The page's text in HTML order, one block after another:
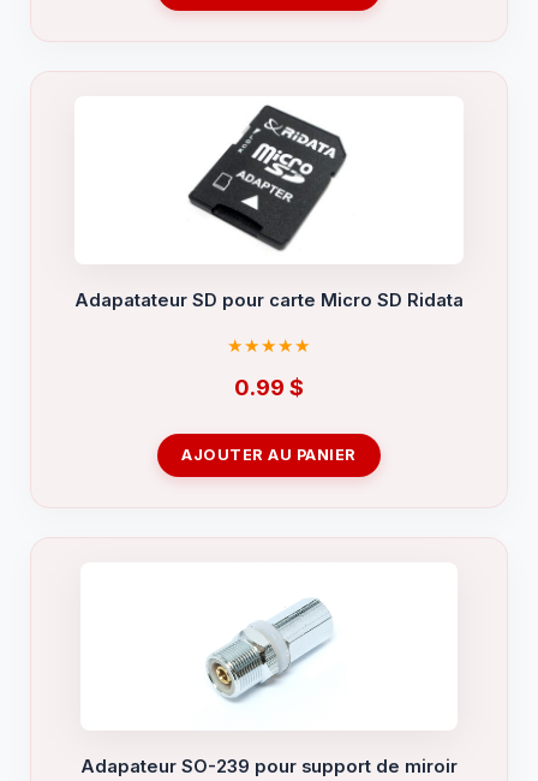
Adapatateur SD pour carte Micro SD Ridata
0.99 $
AJOUTER AU PANIER
Adapateur SO-239 pour support de miroir